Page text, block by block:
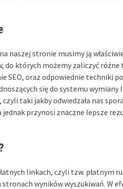
naszej stronie musimy ją
do których możemy zaliczyć
SEO, oraz odpowiednie techniki
się do systemu wymiany
taki jakby odwiedzała nas
przynosi znaczne lepsze
linkach, czyli tzw. płatnym
stronach wyników wyszukiwań. W